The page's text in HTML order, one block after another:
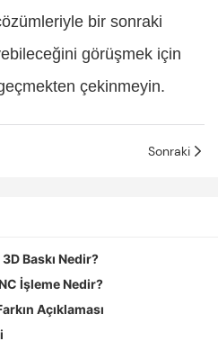
bir sonraki
görüşmek için
çekinmeyin.
Sonraki
Baskı Nedir?
İşleme Nedir?
Açıklaması